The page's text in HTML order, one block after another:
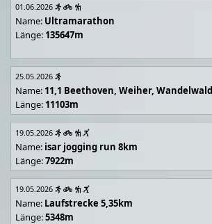
01.06.2026
Name: Ultramarathon
Länge: 135647m
25.05.2026
Name: 11,1 Beethoven, Weiher, Wandelwald
Länge: 11103m
19.05.2026
Name: isar jogging run 8km
Länge:7922m
19.05.2026
Name: Laufstrecke 5,35km
Länge:5348m